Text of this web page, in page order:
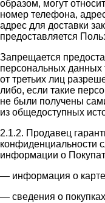
образом, могут
номер телефона,
адрес для доставки
предоставляется
Запрещается
персональных данных
от третьих лиц
либо, если такие
не были получены
из общедоступных
2.1.2. Продавец
конфиденциальности
информации о
— информация о
— сведения о покупках